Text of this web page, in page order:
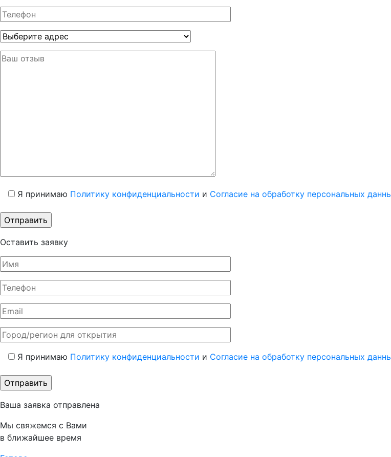
Я принимаю Политику конфиденциальности и Согласие на обработку персональных
Оставить заявку
Я принимаю Политику конфиденциальности и Согласие на обработку персональных
Ваша заявка отправлена
Мы свяжемся с Вами
в ближайшее время